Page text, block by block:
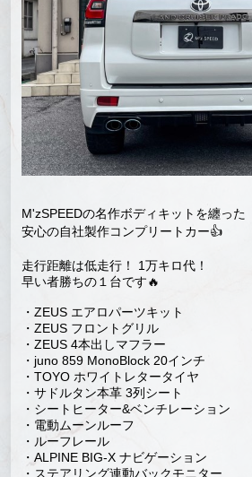
M'zSPEEDの名作ボディキットを纏った
安心の自社製作コンプリートカー👍
走行距離は低走行！ 1万キロ代！
早い者勝ちの１台です🔥
・ZEUS エアロパーツキット
・ZEUS フロントグリル
・ZEUS 4本出しマフラー
・juno 859 MonoBlock 20インチ
・TOYO ホワイトレタータイヤ
・サドルタン本革 3列シート
・シートヒーター&ベンチレーション
・電動ムーンルーフ
・ルーフレール
・ALPINE BIG-X ナビゲーション
・ステアリング連動バックモニター